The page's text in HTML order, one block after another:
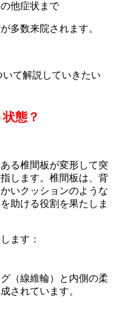
他症状まで
多数来院されます。
いて解説していきたい
態？
る椎間板が変形して突
します。椎間板は、背
いクッションのような
助ける役割を果たしま
ます：
（線維輪）と内側の柔
されています。